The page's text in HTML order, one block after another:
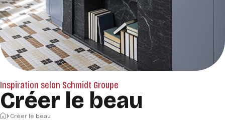
Inspiration selon Schmidt Groupe
Créer le beau
Accueil
Créer le beau